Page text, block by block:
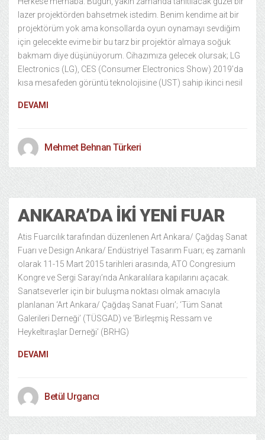
lazer projektörden bahsetmek istedim. Benim kendime ait bir
projektörüm yok ama konsollarda oyun oynamayı sevdiğim
için gelecekte evime bir bu tarz bir projektör almaya soğuk
bakmam diye düşünüyorum. Cihazımıza gelecek olursak; LG
Electronics (LG), CES (Consumer Electronics Show) 2019’da
kısa mesafeden görüntü teknolojisine (UST) sahip ikinci nesil
DEVAMI
Mehmet Behnan Türkeri
Kültür Sanat
11 years ago
ANKARA’DA İKI YENI FUAR
Atis Fuarcılık tarafından düzenlenen Art Ankara/ Çağdaş Sanat
Fuarı ve Design Ankara/ Endüstriyel Tasarım Fuarı; eş zamanlı
olarak 11-15 Mart 2015 tarihleri arasında, ATO Congresium
Kongre ve Sergi Sarayı’nda Ankaralılara kapılarını açacak.
Sanatseverler için bir buluşma noktası olmak amacıyla
planlanan ‘Art Ankara/ Çağdaş Sanat Fuarı’; ‘Tüm Sanat
Galerileri Derneği’ (TÜSGAD) ve ‘Birleşmiş Ressam ve
Heykeltıraşlar Derneği’ (BRHG)
DEVAMI
Betül Urgancı